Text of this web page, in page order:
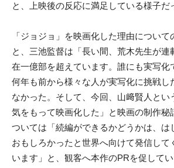
と、上映後の反応に満足している様子だ
「ジョジョ」を映画化した理由につい
と、三池監督は「長い間、荒木先生が連
在一億部を超えています。誰にも実写化
何年も前から様々な人が実写化に挑戦し
なかった。そして、今回、山﨑賢人とい
気をもって映画化した」と映画の制作秘
ついては「続編ができるかどうかは、は
おもしろかったと世界へ向けて発信して
います」と、観客へ本作のPRを促してい